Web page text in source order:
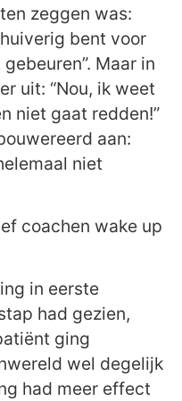
zeggen was:
bent voor
Maar in
uit: “Nou, ik weet
niet gaat redden!”
aan:
niet
in eerste
had gezien,
ging
wel degelijk
had meer effect